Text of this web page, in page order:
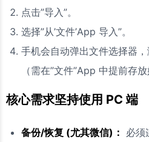
点击”导入”。
选择”从’文件’App 导入”。
手机会自动弹出文件选择器
（需在”文件”App 中提前存
核心需求坚持使用 PC 端
备份/恢复 (尤其微信)： 必须